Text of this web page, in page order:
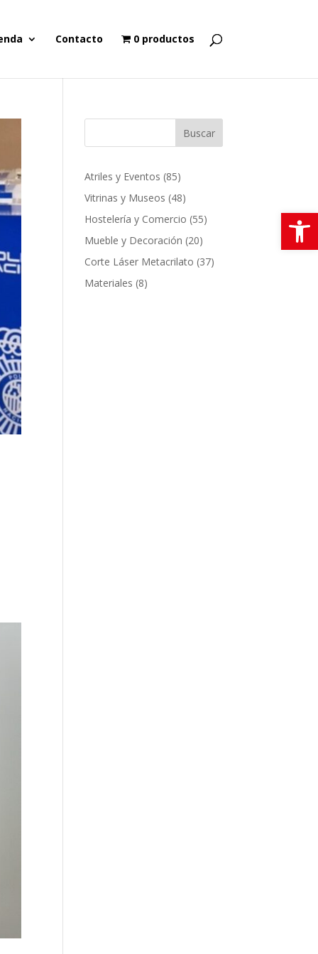
Contacto 0 productos
Buscar
Atriles y Eventos 8585
productos
Vitrinas y Museos 4848
productos
Hostelería y Comercio 5555
Mueble y Decoración 2020
productos
Corte Láser Metacrilato 3737
Materiales 88